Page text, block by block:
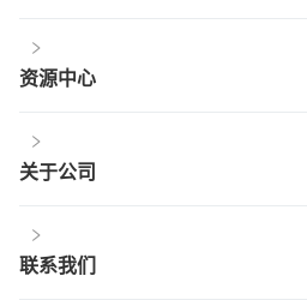
资源中心
关于公司
联系我们